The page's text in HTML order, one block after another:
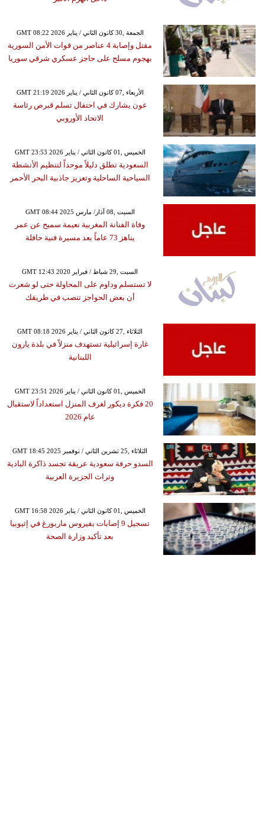
GMT 08:22 2026 الجمعة ,30 كانون الثاني / يناير
مقتل وإصابة 4 عناصر من قوات الأمن السورية
بهجوم مسلح على حاجز عسكري شرقي سوريا
GMT 21:19 2026 الأربعاء ,07 كانون الثاني / يناير
عون يشارك في احتفال تسلم قبرص رئاسة
الاتحاد الأوروبي
GMT 23:53 2026 الخميس ,01 كانون الثاني / يناير
السعودية تطلق دليلاً موحداً لتنظيم الأنشطة
السياحية الساحلية وتعزيز جاذبية البحر الأحمر
GMT 08:44 2025 السبت ,08 آذار/ مارس
وفاة الفنانة المغربية نعيمة سميح عن عمر
يناهز 73 عاماً بعد مسيرة فنية حافلة
GMT 12:43 2020 السبت ,29 شباط / فبراير
لا تستسلم وداوم على المحاولة حتى لو شعرت
أن بعض الحواجز تنصب في طريقك
GMT 08:18 2026 الثلاثاء ,27 كانون الثاني / يناير
غارة إسرائيلية تستهدف منزلاً في بلدة يارون
اللبنانية
GMT 23:51 2026 الخميس ,01 كانون الثاني / يناير
20 فكرة ديكور لغرف المنزل استعداداً لاستقبال
عام 2026
GMT 18:45 2025 الثلاثاء ,25 تشرين الثاني / نوفمبر
السدو حرفة سعودية عريقة تجسد ذاكرة البادية
وتراث الجزيرة العربية
GMT 16:58 2026 الخميس ,01 كانون الثاني / يناير
تسجيل 9 إصابات بفيروس ماربورغ في إثيوبيا
بعد تأكيد وزارة الصحة